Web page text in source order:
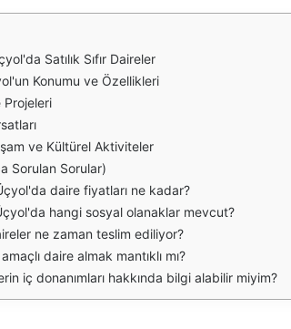
Satılık Sıfır Daireler
Konumu ve Özellikleri
Projeleri
ve Kültürel Aktiviteler
Sorulan Sorular)
daire fiyatları ne kadar?
hangi sosyal olanaklar mevcut?
ne zaman teslim ediliyor?
amaçlı daire almak mantıklı mı?
iç donanımları hakkında bilgi alabilir miyim?